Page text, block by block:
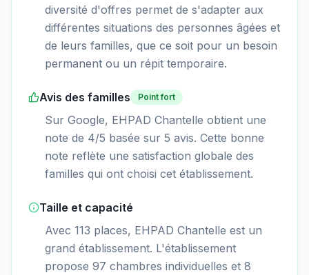
diversité d'offres permet de s'adapter aux
différentes situations des personnes âgées et
de leurs familles, que ce soit pour un besoin
permanent ou un répit temporaire.
Avis des familles Point fort
Sur Google, EHPAD Chantelle obtient une
note de 4/5 basée sur 5 avis. Cette bonne
note reflète une satisfaction globale des
familles qui ont choisi cet établissement.
Taille et capacité
Avec 113 places, EHPAD Chantelle est un
grand établissement. L'établissement
propose 97 chambres individuelles et 8